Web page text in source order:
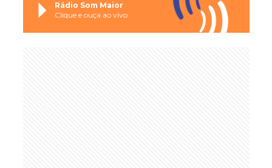
Rádio Som Maior
Clique e ouça ao vivo